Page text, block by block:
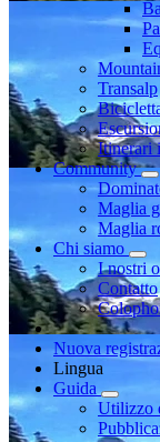
Transalp
Itinerari
Community
Maglia
Maglia
Chi siamo
I nostri
Contatto
Nuova
Lingua
Guida
Utilizzo